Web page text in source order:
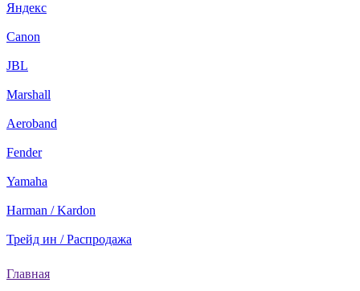
Яндекс
Canon
JBL
Marshall
Aeroband
Fender
Yamaha
Harman / Kardon
Трейд ин / Распродажа
Главная